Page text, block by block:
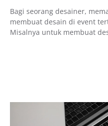
Bagi seorang desainer,
membuat desain di event
Misalnya untuk membuat